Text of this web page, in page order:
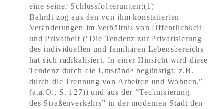
eine seiner Schlussfolgerungen:(1)
Bahrdt zog aus den von ihm konstatierten
Veränderungen im Verhältnis von Öffentlichkeit
und Privatheit (“Die Tendenz zur Privatisierung
des individuellen und familiären Lebensbereichs
hat sich radikalisiert. In einer Hinsicht wird diese
Tendenz durch die Umstände begünstigt: z.B.
durch die Trennung von Arbeiten und Wohnen.”
(a.a.O., S. 127)) und aus der “Technisierung
des Straßenverkehrs” in der modernen Stadt den